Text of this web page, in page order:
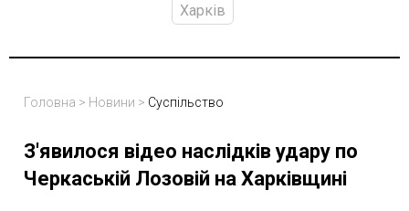
Харків
Головна > Новини > Суспільство
З'явилося відео наслідків удару по
Черкаській Лозовій на Харківщині